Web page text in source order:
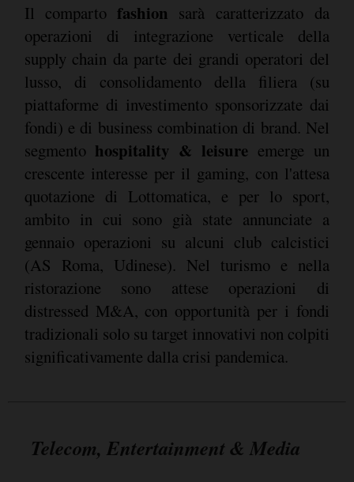
Il comparto fashion sarà caratterizzato da
operazioni di integrazione verticale della
supply chain da parte dei grandi operatori del
lusso, di consolidamento della filiera (su
piattaforme di investimento sponsorizzate dai
fondi) e di business combination di brand. Nel
segmento hospitality & leisure emerge un
crescente interesse per il gaming, con l'attesa
quotazione di Lottomatica, e per lo sport,
ambito in cui sono già state annunciate a
gennaio operazioni su alcuni club calcistici
(AS Roma, Udinese). Nel turismo e nella
ristorazione sono attese operazioni di
distressed M&A, con opportunità per i fondi
tradizionali solo su target innovativi non colpiti
significativamente dalla crisi pandemica.
Telecom, Entertainment & Media